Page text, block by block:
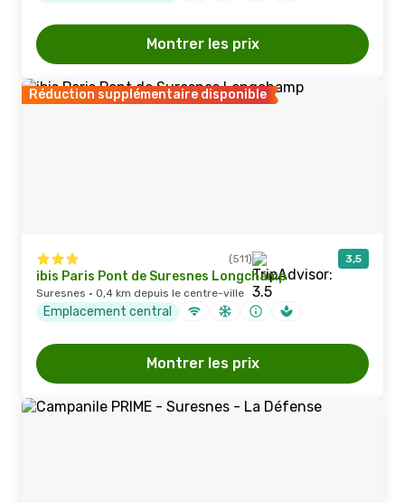
Montrer les prix
Réduction supplémentaire disponible
(511) 3,5
ibis Paris Pont de Suresnes Longchamp
Suresnes · 0,4 km depuis le centre-ville
Emplacement central
Montrer les prix